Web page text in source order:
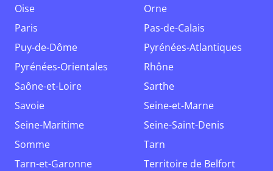
Oise
Orne
Paris
Pas-de-Calais
Puy-de-Dôme
Pyrénées-Atlantiques
Pyrénées-Orientales
Rhône
Saône-et-Loire
Sarthe
Savoie
Seine-et-Marne
Seine-Maritime
Seine-Saint-Denis
Somme
Tarn
Tarn-et-Garonne
Territoire de Belfort